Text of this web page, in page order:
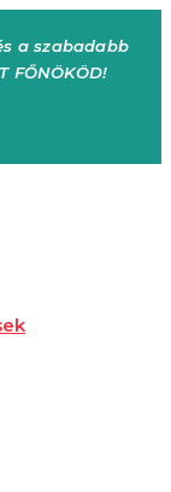
a szabadabb
FŐNÖKÖD!